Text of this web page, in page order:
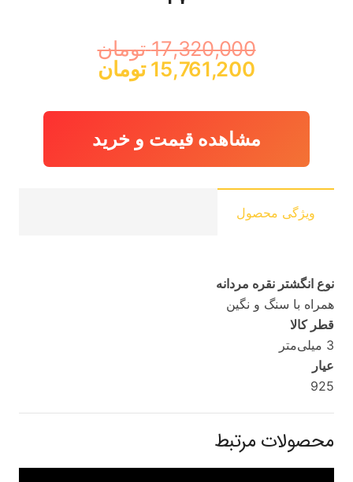
17,320,000 تومان
قیمت
اصلی:
17,320,000 تومان
بود.
15,761,200 تومان
15,761,200
مشاهده قیمت و خرید
ویژگی محصول
نوع انگشتر نقره مردانه
همراه با سنگ و نگین
قطر کالا
3 میلی‌متر
عیار
925
محصولات مرتبط